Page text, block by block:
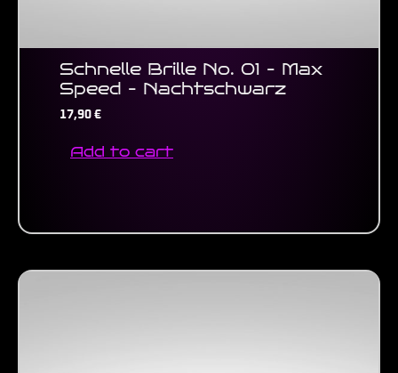
Schnelle Brille No. 01 – Max
Speed – Nachtschwarz
17,90 €
Add to cart